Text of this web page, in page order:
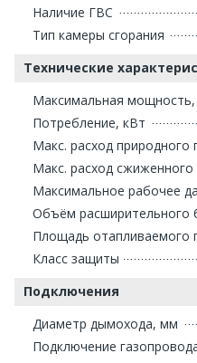
Наличие ГВС
Тип камеры сгорания
Технические
Максимальная мощность,
Потребление, кВт
Макс. расход природного
Макс. расход сжиженного
Максимальное рабочее
Объём расширительного
Площадь отапливаемого
Класс защиты
Подключения
Диаметр дымохода, мм
Подключение